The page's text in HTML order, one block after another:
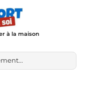
à la maison